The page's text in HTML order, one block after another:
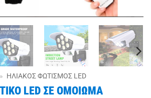
» ΗΛΙΑΚΌΣ ΦΩΤΙΣΜΌΣ LED
LED ΣΕ ΟΜΟΙΩΜΑ